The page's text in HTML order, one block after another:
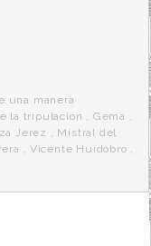
una manera
la tripulacion , Gema ,
Jerez , Mistral del
, Vicente Huidobro ,